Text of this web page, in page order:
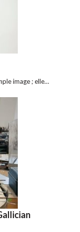
image ; elle…